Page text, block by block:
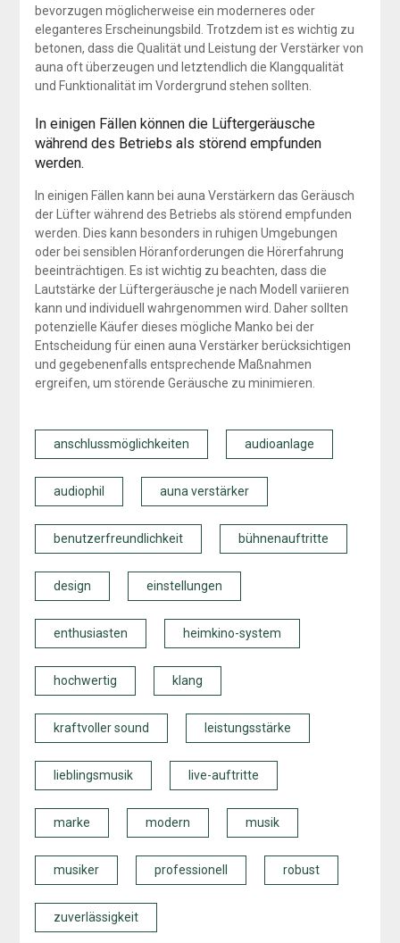
bevorzugen möglicherweise ein moderneres oder
eleganteres Erscheinungsbild. Trotzdem ist es wichtig zu
betonen, dass die Qualität und Leistung der Verstärker von
auna oft überzeugen und letztendlich die Klangqualität
und Funktionalität im Vordergrund stehen sollten.
In einigen Fällen können die Lüftergeräusche
während des Betriebs als störend empfunden
werden.
In einigen Fällen kann bei auna Verstärkern das Geräusch
der Lüfter während des Betriebs als störend empfunden
werden. Dies kann besonders in ruhigen Umgebungen
oder bei sensiblen Höranforderungen die Hörerfahrung
beeinträchtigen. Es ist wichtig zu beachten, dass die
Lautstärke der Lüftergeräusche je nach Modell variieren
kann und individuell wahrgenommen wird. Daher sollten
potenzielle Käufer dieses mögliche Manko bei der
Entscheidung für einen auna Verstärker berücksichtigen
und gegebenenfalls entsprechende Maßnahmen
ergreifen, um störende Geräusche zu minimieren.
anschlussmöglichkeiten audioanlage
audiophil auna verstärker
benutzerfreundlichkeit bühnenauftritte
design einstellungen
enthusiasten heimkino-system
hochwertig klang
kraftvoller sound leistungsstärke
lieblingsmusik live-auftritte
marke modern musik
musiker professionell robust
zuverlässigkeit